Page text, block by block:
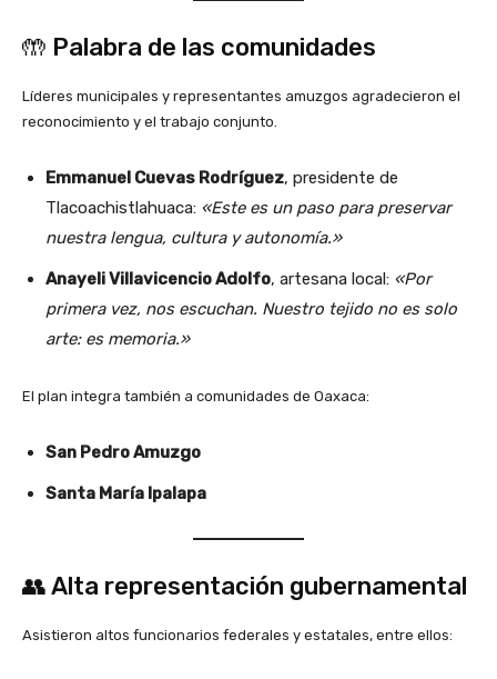
🤲 Palabra de las comunidades
Líderes municipales y representantes amuzgos agradecieron el
reconocimiento y el trabajo conjunto.
Emmanuel Cuevas Rodríguez, presidente de
Tlacoachistlahuaca: «Este es un paso para preservar
nuestra lengua, cultura y autonomía.»
Anayeli Villavicencio Adolfo, artesana local: «Por
primera vez, nos escuchan. Nuestro tejido no es solo
arte: es memoria.»
El plan integra también a comunidades de Oaxaca:
San Pedro Amuzgo
Santa María Ipalapa
👥 Alta representación gubernamental
Asistieron altos funcionarios federales y estatales, entre ellos: